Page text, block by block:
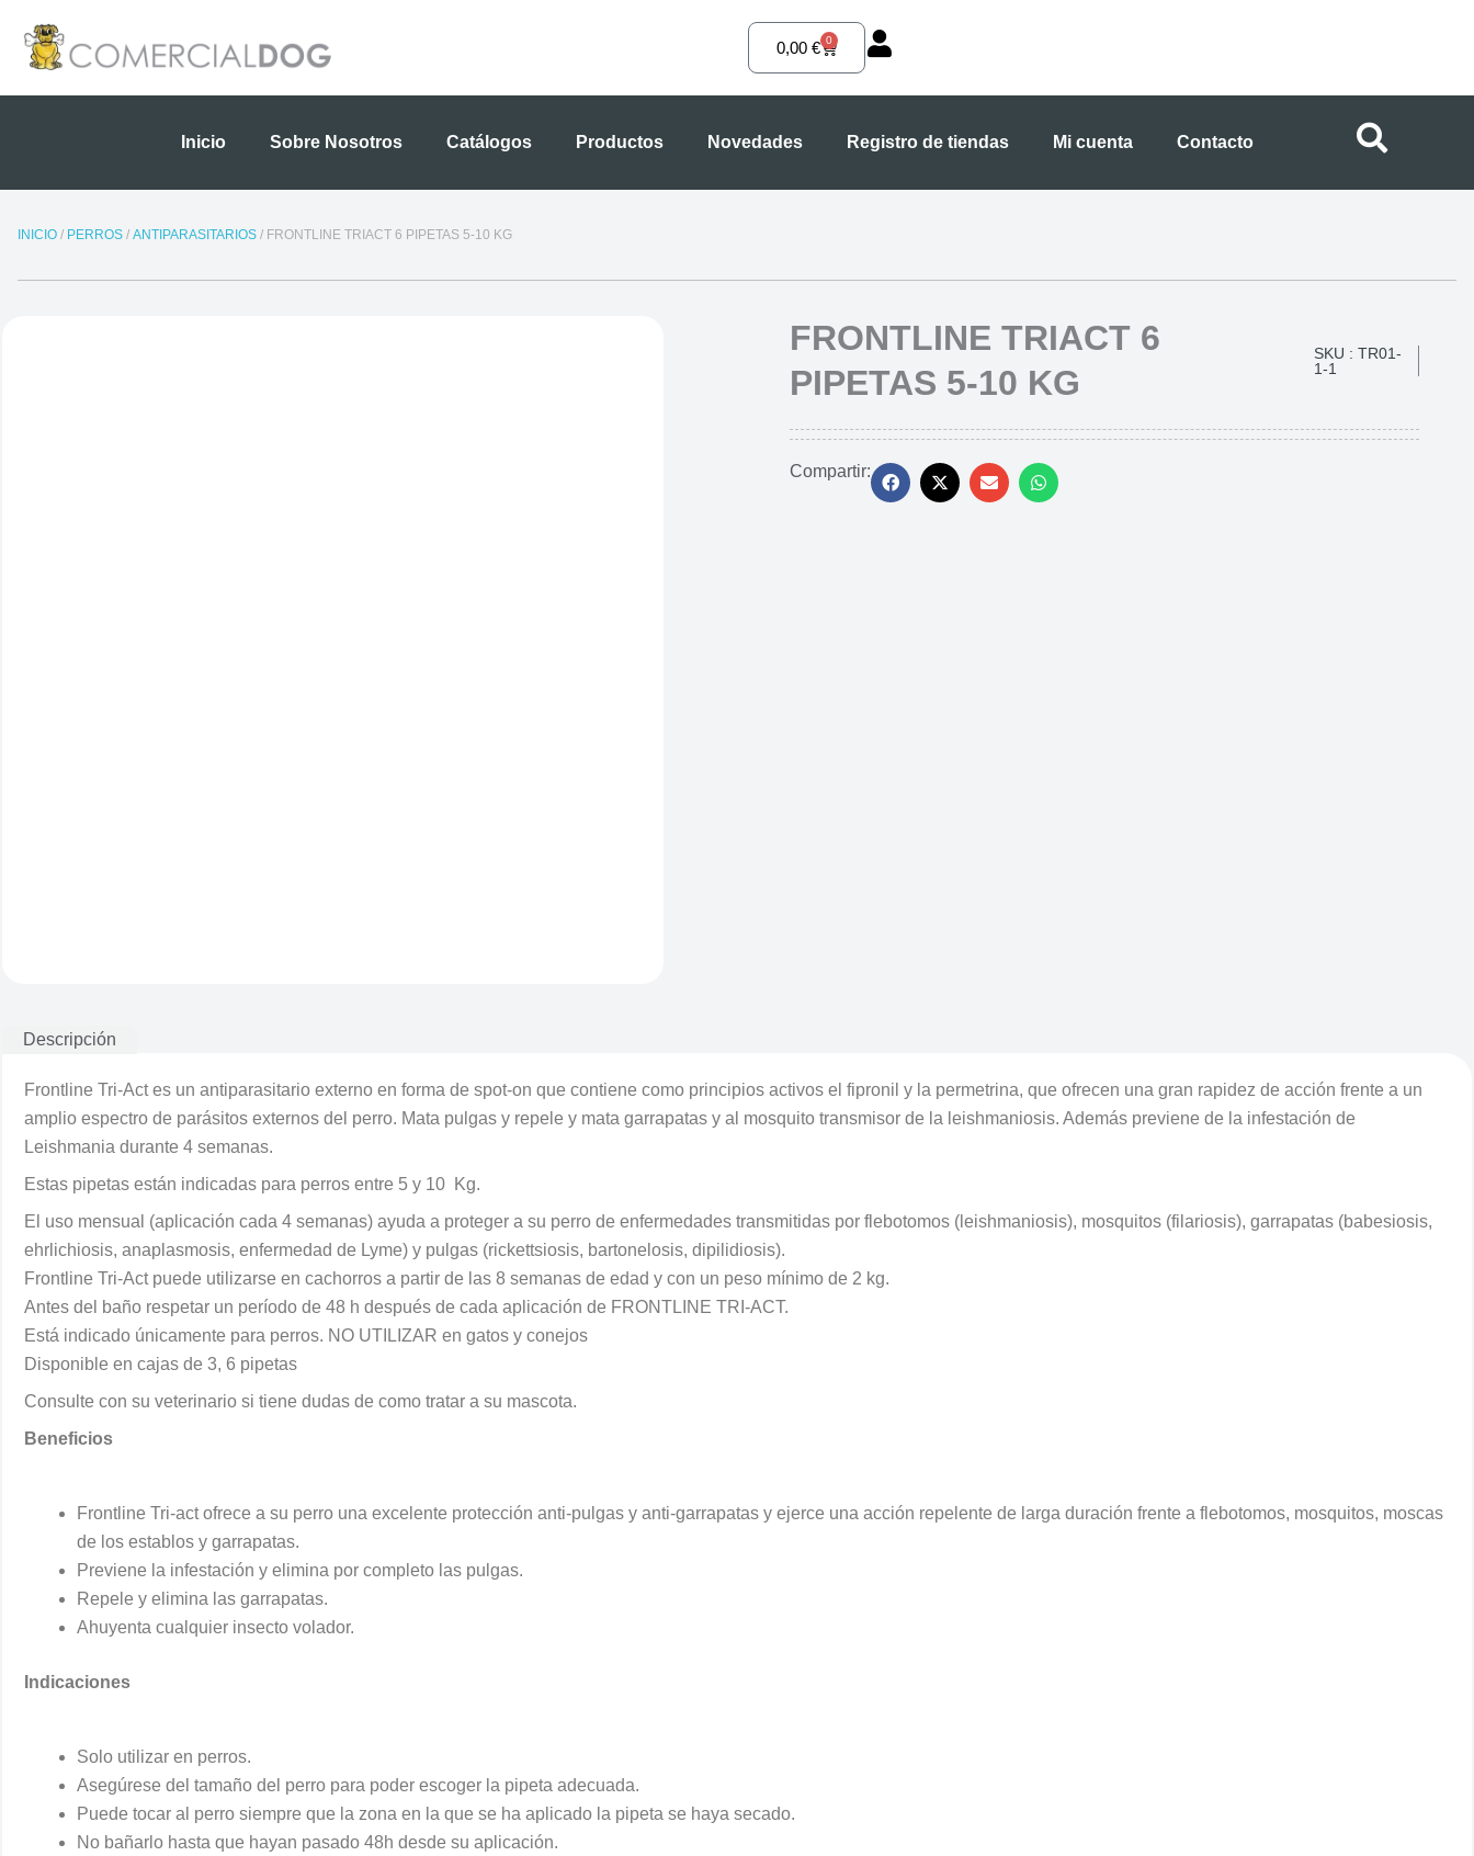
contenido
0,00 € 0
Carrito
Inicio Sobre Nosotros Catálogos Productos Novedades Registro de tiendas Mi cuenta Contacto
INICIO / PERROS / ANTIPARASITARIOS / FRONTLINE TRIACT 6 PIPETAS 5-10 KG
FRONTLINE TRIACT 6
PIPETAS 5-10 KG
SKU : TR01-
1-1
Compartir:
Descripción
Frontline Tri-Act es un antiparasitario externo en forma de spot-on que contiene como principios activos el fipronil y la permetrina, que ofrecen una gran rapidez de acción frente a un
amplio espectro de parásitos externos del perro. Mata pulgas y repele y mata garrapatas y al mosquito transmisor de la leishmaniosis. Además previene de la infestación de
Leishmania durante 4 semanas.
Estas pipetas están indicadas para perros entre 5 y 10 Kg.
El uso mensual (aplicación cada 4 semanas) ayuda a proteger a su perro de enfermedades transmitidas por flebotomos (leishmaniosis), mosquitos (filariosis), garrapatas (babesiosis,
ehrlichiosis, anaplasmosis, enfermedad de Lyme) y pulgas (rickettsiosis, bartonelosis, dipilidiosis).
Frontline Tri-Act puede utilizarse en cachorros a partir de las 8 semanas de edad y con un peso mínimo de 2 kg.
Antes del baño respetar un período de 48 h después de cada aplicación de FRONTLINE TRI-ACT.
Está indicado únicamente para perros. NO UTILIZAR en gatos y conejos
Disponible en cajas de 3, 6 pipetas
Consulte con su veterinario si tiene dudas de como tratar a su mascota.
Beneficios
Frontline Tri-act ofrece a su perro una excelente protección anti-pulgas y anti-garrapatas y ejerce una acción repelente de larga duración frente a flebotomos, mosquitos, moscas
de los establos y garrapatas.
Previene la infestación y elimina por completo las pulgas.
Repele y elimina las garrapatas.
Ahuyenta cualquier insecto volador.
Indicaciones
Solo utilizar en perros.
Asegúrese del tamaño del perro para poder escoger la pipeta adecuada.
Puede tocar al perro siempre que la zona en la que se ha aplicado la pipeta se haya secado.
No bañarlo hasta que hayan pasado 48h desde su aplicación.